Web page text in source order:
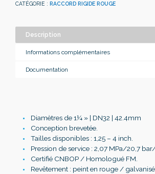
CATÉGORIE : RACCORD RIGIDE ROUGE
Description
Informations complémentaires
Documentation
Diamètres de 1¼ » | DN32 | 42.4mm
Conception brevetée.
Tailles disponibles : 1,25 – 4 inch.
Pression de service : 2,07 MPa/20,7
Certifié CNBOP / Homologué FM.
Revêtement : peint en rouge /